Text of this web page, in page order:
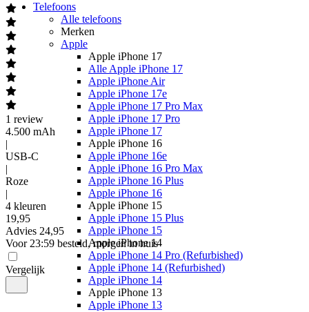
Telefoons
Alle telefoons
Merken
Apple
Apple iPhone 17
Alle Apple iPhone 17
Apple iPhone Air
Apple iPhone 17e
Apple iPhone 17 Pro Max
Apple iPhone 17 Pro
Apple iPhone 17
Apple iPhone 16
Apple iPhone 16e
Apple iPhone 16 Pro Max
Apple iPhone 16 Plus
Apple iPhone 16
Apple iPhone 15
Apple iPhone 15 Plus
Apple iPhone 15
Apple iPhone 14
Apple iPhone 14 Pro (Refurbished)
Apple iPhone 14 (Refurbished)
Apple iPhone 14
Apple iPhone 13
Apple iPhone 13
1 review
4.500 mAh
|
USB-C
|
Roze
|
4 kleuren
19,95
Advies 24,95
Voor 23:59 besteld, morgen in huis
Vergelijk